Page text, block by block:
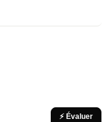
⚡ Évaluer